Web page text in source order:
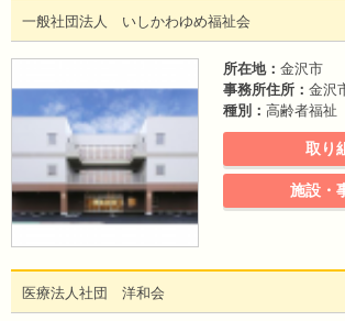
一般社団法人 いしかわゆめ福祉会
所在地： 金沢市
事務所住所： 金沢
種別： 高齢者福祉
取り
施設・
医療法人社団 洋和会